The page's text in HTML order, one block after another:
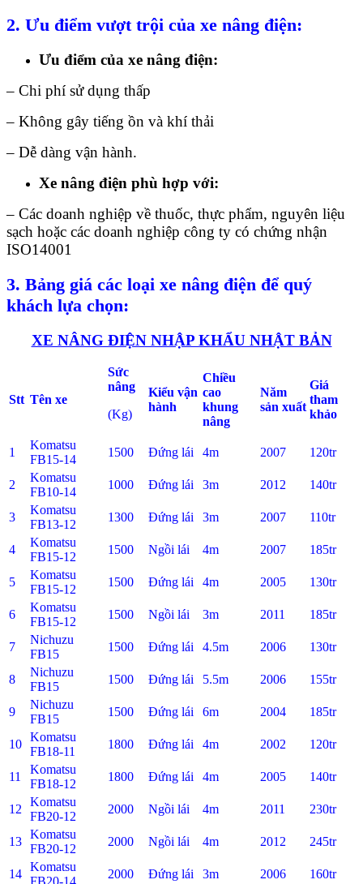
2. Ưu điểm vượt trội của xe nâng điện:
Ưu điểm của xe nâng điện:
– Chi phí sử dụng thấp
– Không gây tiếng ồn và khí thải
– Dễ dàng vận hành.
Xe nâng điện phù hợp với:
– Các doanh nghiệp về thuốc, thực phẩm, nguyên liệu
sạch hoặc các doanh nghiệp công ty có chứng nhận
ISO14001
3. Bảng giá các loại xe nâng điện để quý
khách lựa chọn:
XE NÂNG ĐIỆN NHẬP KHẨU NHẬT BẢN
Stt Tên xe
Sức
nâng
(Kg)
Kiểu vận
hành
Chiều
cao
khung
nâng
Năm
sản xuất
Giá
tham
khảo
1
Komatsu
FB15-14
1500 Đứng lái 4m 2007 120tr
2
Komatsu
FB10-14
1000 Đứng lái 3m 2012 140tr
3
Komatsu
FB13-12
1300 Đứng lái 3m 2007 110tr
4
Komatsu
FB15-12
1500 Ngồi lái 4m 2007 185tr
5
Komatsu
FB15-12
1500 Đứng lái 4m 2005 130tr
6
Komatsu
FB15-12
1500 Ngồi lái 3m 2011 185tr
7
Nichuzu
FB15
1500 Đứng lái 4.5m 2006 130tr
8
Nichuzu
FB15
1500 Đứng lái 5.5m 2006 155tr
9
Nichuzu
FB15
1500 Đứng lái 6m 2004 185tr
10
Komatsu
FB18-11
1800 Đứng lái 4m 2002 120tr
11
Komatsu
FB18-12
1800 Đứng lái 4m 2005 140tr
12
Komatsu
FB20-12
2000 Ngồi lái 4m 2011 230tr
13
Komatsu
FB20-12
2000 Ngồi lái 4m 2012 245tr
14
Komatsu
FB20-14
2000 Đứng lái 3m 2006 160tr